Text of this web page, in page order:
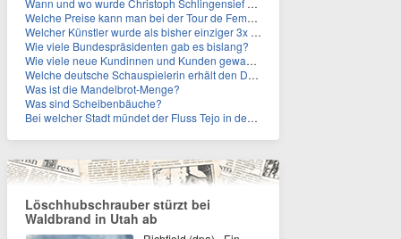
Wann und wo wurde Christoph Schlingensief geboren?
Welche Preise kann man bei der Tour de Femmes 2026 gewinnen?
Welcher Künstler wurde als bisher einziger 3x in die Rock and Roll Hall of Fame aufgenommen?
Wie viele Bundespräsidenten gab es bislang?
Wie viele neue Kundinnen und Kunden gewann MagentaTV allein durch die WM hinzu?
Welche deutsche Schauspielerin erhält den Deutschen Kulturpolitikpreis?
Was ist die Mandelbrot-Menge?
Was sind Scheibenbäuche?
Bei welcher Stadt mündet der Fluss Tejo in den Atlantik?
Löschhubschrauber stürzt bei
Waldbrand in Utah ab